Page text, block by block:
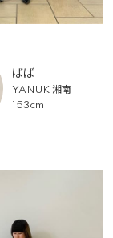
ばば
YANUK 湘南
153cm